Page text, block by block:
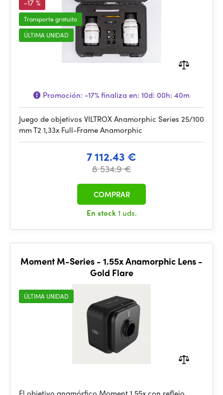
-17 %
Transporte gratuito
ÚLTIMA UNIDAD
Promoción: -17%finaliza en: 10d: 00h: 40m
Juego de objetivos VILTROX Anamorphic Series 25/100
mm T2 1,33x Full-Frame Anamorphic
7 112.43 €
8 534.9 €
En stock1 uds.
COMPRAR
Moment M-Series - 1.55x Anamorphic Lens -
Gold Flare
ÚLTIMA UNIDAD